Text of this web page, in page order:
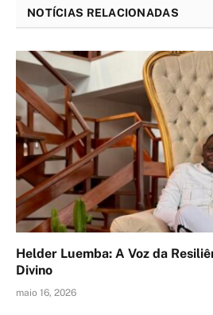
NOTÍCIAS RELACIONADAS
Helder Luemba: A Voz da
Divino
maio 16, 2026